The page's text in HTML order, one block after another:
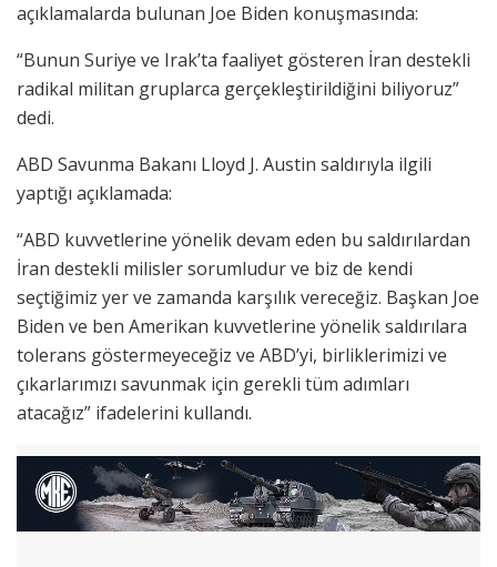
açıklamalarda bulunan Joe Biden konuşmasında:
“Bunun Suriye ve Irak’ta faaliyet gösteren İran destekli
radikal militan gruplarca gerçekleştirildiğini biliyoruz”
dedi.
ABD Savunma Bakanı Lloyd J. Austin saldırıyla ilgili
yaptığı açıklamada:
“ABD kuvvetlerine yönelik devam eden bu saldırılardan
İran destekli milisler sorumludur ve biz de kendi
seçtiğimiz yer ve zamanda karşılık vereceğiz. Başkan Joe
Biden ve ben Amerikan kuvvetlerine yönelik saldırılara
tolerans göstermeyeceğiz ve ABD’yi, birliklerimizi ve
çıkarlarımızı savunmak için gerekli tüm adımları
atacağız” ifadelerini kullandı.